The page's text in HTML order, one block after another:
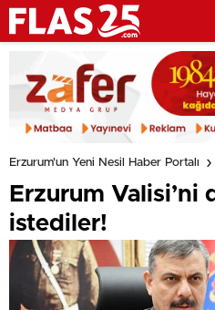
Erzurum'un Yeni Nesil Haber Portalı
Erzurum Valisi’ni
istediler!